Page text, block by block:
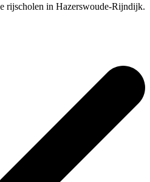
rijscholen in Hazerswoude-Rijndijk.